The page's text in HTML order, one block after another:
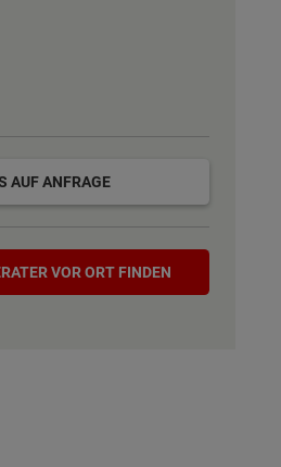
AUF ANFRAGE
VOR ORT FINDEN